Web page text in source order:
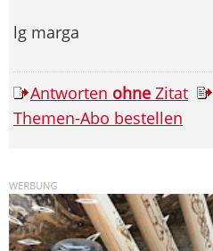
lg marga
Antworten ohne Zitat
Themen-Abo bestellen